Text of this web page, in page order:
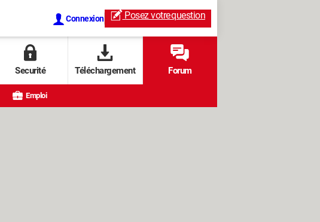
Connexion Posez votrequestion
Securité Téléchargement Forum
Emploi